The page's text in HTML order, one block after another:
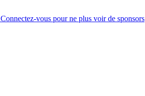
Connectez-vous pour ne plus voir de sponsors